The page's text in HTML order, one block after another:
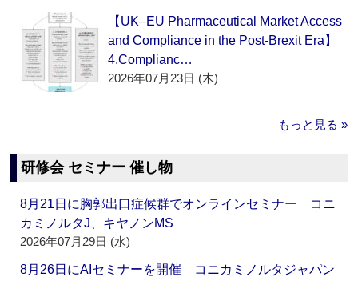
【UK–EU Pharmaceutical Market Access
and Compliance in the Post-Brexit Era】
4.Complianc…
2026年07月23日 (木)
もっと見る »
研修会 セミナー 催し物
8月21日に胸郭出口症候群でオンラインセミナー コニ
カミノルタJ、キヤノンMS
2026年07月29日 (水)
8月26日にAIセミナーを開催 コニカミノルタジャパン